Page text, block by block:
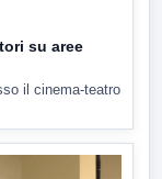
su aree
il cinema-teatro